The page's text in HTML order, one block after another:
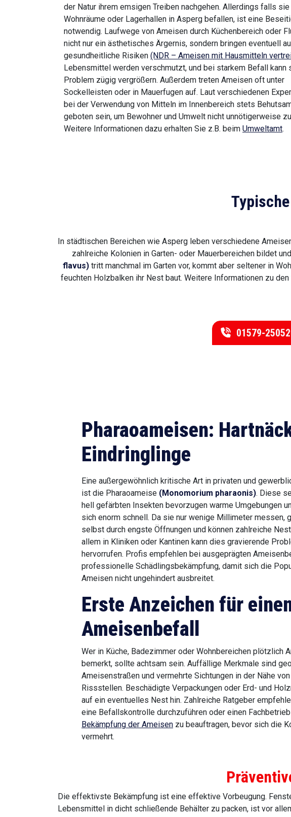
der Natur ihrem emsigen Treiben nachgehen. Allerdings falls sie
Wohnräume oder Lagerhallen in Asperg befallen, ist eine
notwendig. Laufwege von Ameisen durch Küchenbereich oder
nicht nur ein ästhetisches Ärgernis, sondern bringen eventuell
gesundheitliche Risiken (NDR – Ameisen mit Hausmitteln
Lebensmittel werden verschmutzt, und bei starkem Befall kann
Problem zügig vergrößern. Außerdem treten Ameisen oft unter
Sockelleisten oder in Mauerfugen auf. Laut verschiedenen
bei der Verwendung von Mitteln im Innenbereich stets
geboten sein, um Bewohner und Umwelt nicht unnötigerweise
Weitere Informationen dazu erhalten Sie z.B. beim Umweltamt.
In städtischen Bereichen wie Asperg leben verschiedene
zahlreiche Kolonien in Garten- oder Mauerbereichen bildet
flavus)tritt manchmal im Garten vor, kommt aber seltener in
feuchten Holzbalken ihr Nest baut. Weitere Informationen zu
01579-
Pharaoameisen:
Eindringlinge
Eine außergewöhnlich kritische Art in privaten und
ist die Pharaoameise (Monomorium pharaonis). Diese
hell gefärbten Insekten bevorzugen warme Umgebungen
sich enorm schnell. Da sie nur wenige Millimeter messen,
selbst durch engste Öffnungen und können zahlreiche
allem in Kliniken oder Kantinen kann dies gravierende
hervorrufen. Profis empfehlen bei ausgeprägten
professionelle Schädlingsbekämpfung, damit sich die
Ameisen nicht ungehindert ausbreitet.
Erste Anzeichen für
Ameisenbefall
Wer in Küche, Badezimmer oder Wohnbereichen plötzlich
bemerkt, sollte achtsam sein. Auffällige Merkmale sind
Ameisenstraßen und vermehrte Sichtungen in der Nähe
Rissstellen. Beschädigte Verpackungen oder Erd- und
auf ein eventuelles Nest hin. Zahlreiche Ratgeber
eine Befallskontrolle durchzuführen oder einen
Bekämpfung der Ameisen zu beauftragen, bevor sich die
vermehrt.
Die effektivste Bekämpfung ist eine effektive Vorbeugung.
Lebensmittel in dicht schließende Behälter zu packen, ist vor